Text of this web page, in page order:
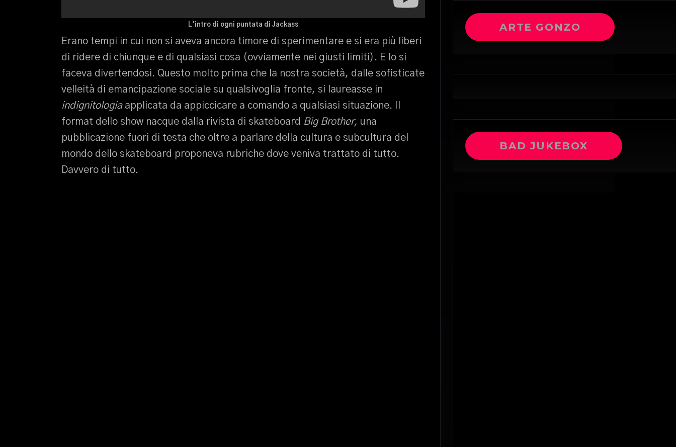
L’intro di ogni puntata di Jackass
Erano tempi in cui non si aveva ancora timore di sperimentare e si era più liberi
di ridere di chiunque e di qualsiasi cosa (ovviamente nei giusti limiti). E lo si
faceva divertendosi. Questo molto prima che la nostra società, dalle sofisticate
velleità di emancipazione sociale su qualsivoglia fronte, si laureasse in
indignitologiaapplicata da appiccicare a comando a qualsiasi situazione. Il
format dello show nacque dalla rivista di skateboard Big Brother, una
pubblicazione fuori di testa che oltre a parlare della cultura e subcultura del
mondo dello skateboard proponeva rubriche dove veniva trattato di tutto.
Davvero di tutto.
ARTE GONZO
BAD JUKEBOX